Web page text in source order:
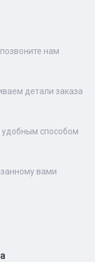
нам
детали заказа
способом
вами